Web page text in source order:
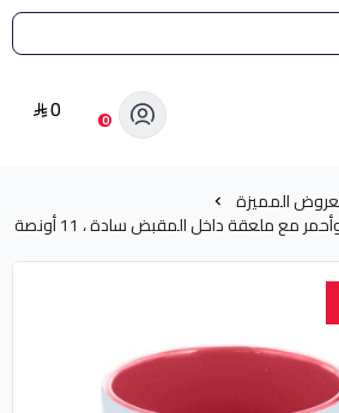
النادر طباعة حرارية 0
0
المميزة
ملعقة داخل المقبض سادة ، 11 أونصة